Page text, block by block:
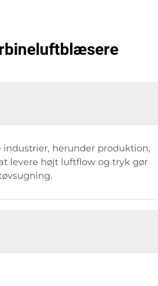
herunder produktion,
levere højt luftflow og tryk gør